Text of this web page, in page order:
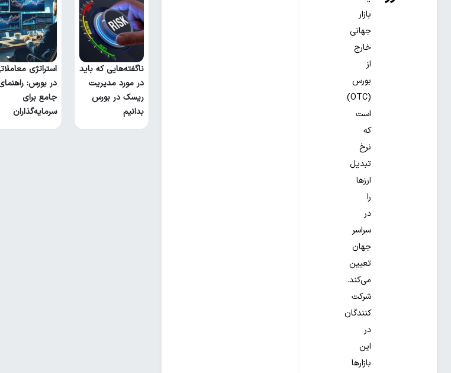
بازار
جهانی
خارج
از
بورس
(OTC)
است
که
نرخ
تبدیل
ارزها
را
در
سراسر
جهان
تعیین
می‌کند.
شرکت
کنندگان
در
این
بازارها
ناگفته‌هایی که باید
در مورد مدیریت
ریسک در بورس
بدانیم
استراتژی
در بورس:
جامع برای
سرمایه‌گذاران